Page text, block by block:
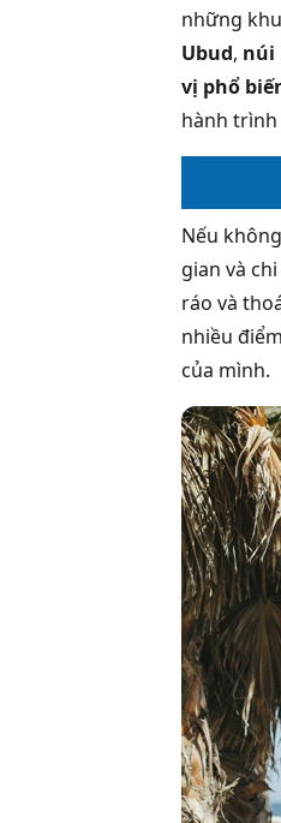
những
Ubud, núi
vị phổ
hành trình
Nếu
gian và
ráo và
nhiều
của mình.